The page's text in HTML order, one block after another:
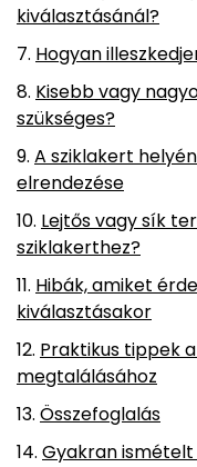
kiválasztásánál?
Hogyan
Kisebb vagy
szükséges?
A sziklakert
elrendezése
Lejtős vagy sík
sziklakerthez?
Hibák, amiket
kiválasztásakor
Praktikus tippek
megtalálásához
Összefoglalás
Gyakran